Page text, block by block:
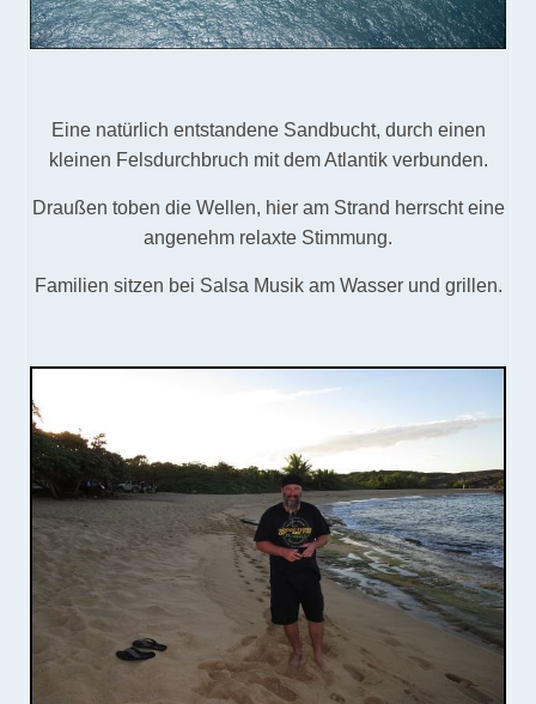
Eine natürlich entstandene Sandbucht, durch einen
kleinen Felsdurchbruch mit dem Atlantik verbunden.
Draußen toben die Wellen, hier am Strand herrscht eine
angenehm relaxte Stimmung.
Familien sitzen bei Salsa Musik am Wasser und grillen.